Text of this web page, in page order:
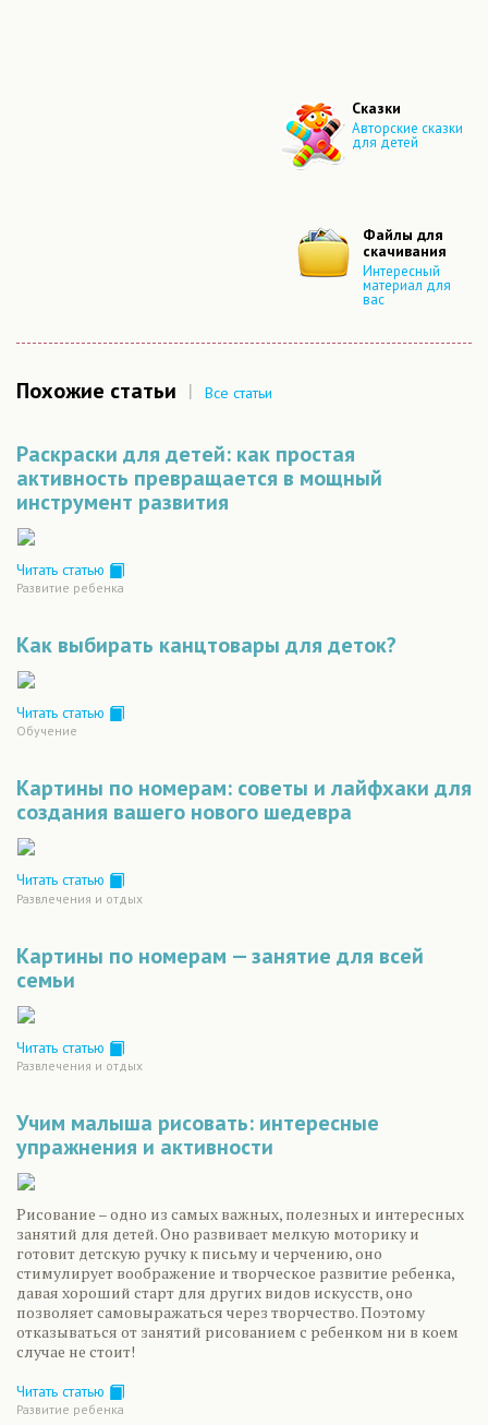
Сказки
Авторские сказки
для детей
Файлы для
скачивания
Интересный
материал для
вас
Похожие статьи | Все статьи
Раскраски для детей: как простая
активность превращается в мощный
инструмент развития
Читать статью
Развитие ребенка
Как выбирать канцтовары для деток?
Читать статью
Обучение
Картины по номерам: советы и лайфхаки для
создания вашего нового шедевра
Читать статью
Развлечения и отдых
Картины по номерам — занятие для всей
семьи
Читать статью
Развлечения и отдых
Учим малыша рисовать: интересные
упражнения и активности
Рисование – одно из самых важных, полезных и интересных
занятий для детей. Оно развивает мелкую моторику и
готовит детскую ручку к письму и черчению, оно
стимулирует воображение и творческое развитие ребенка,
давая хороший старт для других видов искусств, оно
позволяет самовыражаться через творчество. Поэтому
отказываться от занятий рисованием с ребенком ни в коем
случае не стоит!
Читать статью
Развитие ребенка